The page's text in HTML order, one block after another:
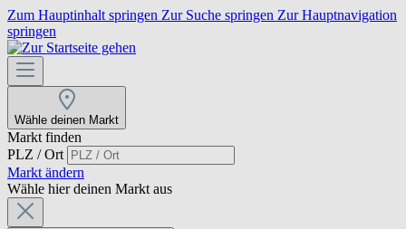
Zum Hauptinhalt springen Zur Suche springen Zur Hauptnavigation
springen
Wähle deinen Markt
Markt finden
PLZ / Ort
Markt ändern
Wähle hier deinen Markt aus